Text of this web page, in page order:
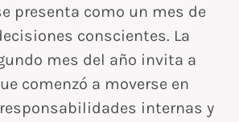
presenta como un mes de
conscientes. La
mes del año invita a
comenzó a moverse en
internas y